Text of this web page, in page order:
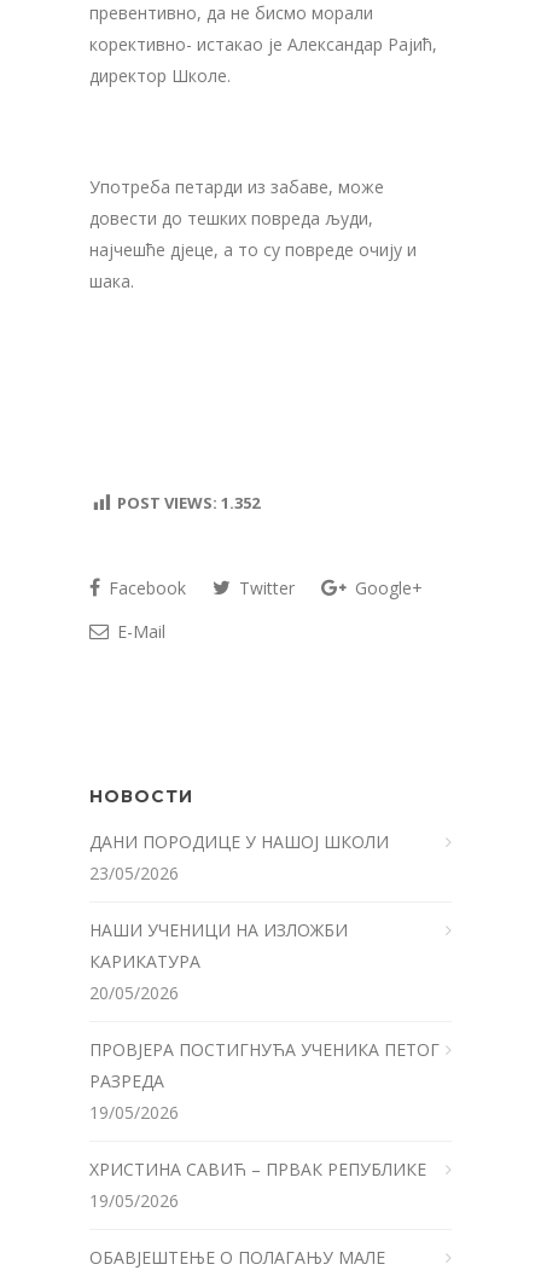
превентивно, да не бисмо морали
корективно- истакао је Александар Рајић,
директор Школе.
Употреба петарди из забаве, може
довести до тешких повреда људи,
најчешће дјеце, а то су повреде очију и
шака.
POST VIEWS: 1.352
Facebook Twitter
Google+
E-Mail
НОВОСТИ
ДАНИ ПОРОДИЦЕ У НАШОЈ ШКОЛИ
23/05/2026
НАШИ УЧЕНИЦИ НА ИЗЛОЖБИ
КАРИКАТУРА
20/05/2026
ПРОВЈЕРА ПОСТИГНУЋА УЧЕНИКА ПЕТОГ
РАЗРЕДА
19/05/2026
ХРИСТИНА САВИЋ – ПРВАК РЕПУБЛИКЕ
19/05/2026
ОБАВЈЕШТЕЊЕ О ПОЛАГАЊУ МАЛЕ